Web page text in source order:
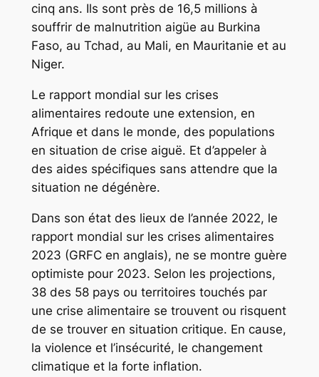
cinq ans. Ils sont près de 16,5 millions à
souffrir de malnutrition aigüe au Burkina
Faso, au Tchad, au Mali, en Mauritanie et au
Niger.
Le rapport mondial sur les crises
alimentaires redoute une extension, en
Afrique et dans le monde, des populations
en situation de crise aiguë. Et d’appeler à
des aides spécifiques sans attendre que la
situation ne dégénère.
Dans son état des lieux de l’année 2022, le
rapport mondial sur les crises alimentaires
2023 (GRFC en anglais), ne se montre guère
optimiste pour 2023. Selon les projections,
38 des 58 pays ou territoires touchés par
une crise alimentaire se trouvent ou risquent
de se trouver en situation critique. En cause,
la violence et l’insécurité, le changement
climatique et la forte inflation.